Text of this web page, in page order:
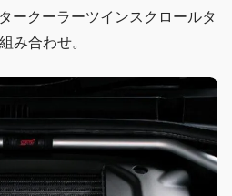
ークーラーツインスクロールタ
み合わせ。